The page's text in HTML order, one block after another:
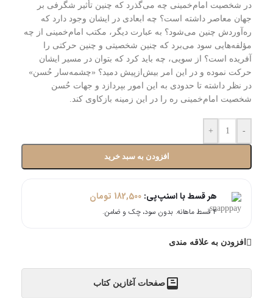
در شخصیت امام‌خمینی چه می‌گذرد که چنین تأثیر شگرفی بر
جهان معاصر داشته است؟ چه ابعادی در ایشان وجود دارد که
ره‌آوردش چنین می‌شود؟ به عبارت دیگر، مکتب امام‌خمینی از چه
مؤلفه‌هایی سود می‌برد که چنین شخصیتی و چنین حرکتی را
آفریده است؟ از سویی، چه باید کرد که بتوان در مسیر ایشان
حرکت نموده و در این امر بیش‌از‌پیش دمید؟ «چشمه‌سار حُسن»
در نظر داشته تا حدودی به این امور بپردازد و جهات حُسن
شخصیت امام‌خمینی ره را در این زمینه بازکاوی کند.
-
+
افزودن به سبد خرید
هر قسط با اسنپ‌پی: 182,500 تومان
۴ قسط ماهانه. بدون سود، چک و ضامن.
افزودن به علاقه مندی
صفحات آغازین کتاب